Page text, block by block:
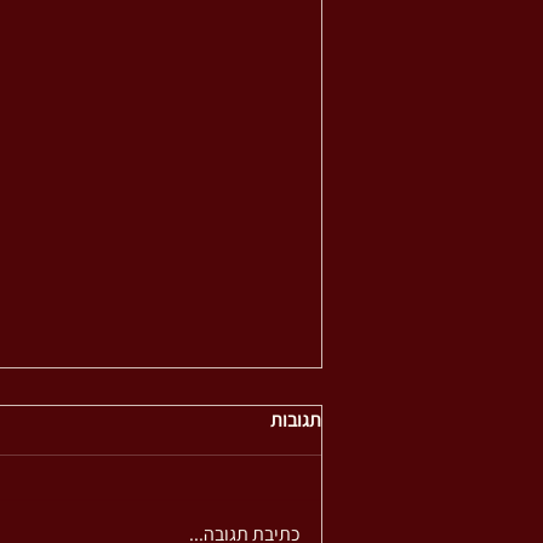
מה בין הלכה להליכה
תגובות
כתיבת תגובה...